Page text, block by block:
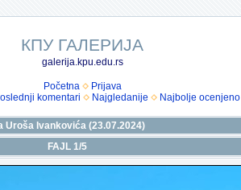
КПУ ГАЛЕРИЈА
galerija.kpu.edu.rs
Početna
Prijava
komentari Najgledanije Najbolje ocenjeno
Ivankovića (23.07.2024)
FAJL 1/5